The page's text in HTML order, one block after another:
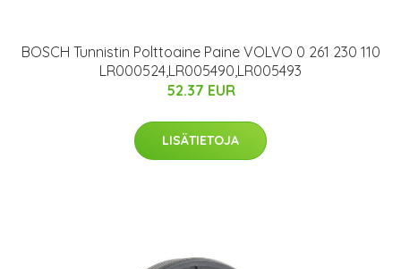
BOSCH Tunnistin Polttoaine Paine VOLVO 0 261 230 110
LR000524,LR005490,LR005493
52.37 EUR
LISÄTIETOJA